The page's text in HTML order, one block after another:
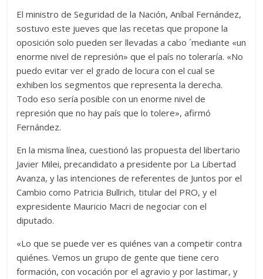
El ministro de Seguridad de la Nación, Aníbal Fernández,
sostuvo este jueves que las recetas que propone la
oposición solo pueden ser llevadas a cabo ´mediante «un
enorme nivel de represión» que el país no toleraría. «No
puedo evitar ver el grado de locura con el cual se
exhiben los segmentos que representa la derecha.
Todo eso sería posible con un enorme nivel de
represión que no hay país que lo tolere», afirmó
Fernández.
En la misma línea, cuestionó las propuesta del libertario
Javier Milei, precandidato a presidente por La Libertad
Avanza, y las intenciones de referentes de Juntos por el
Cambio como Patricia Bullrich, titular del PRO, y el
expresidente Mauricio Macri de negociar con el
diputado.
«Lo que se puede ver es quiénes van a competir contra
quiénes. Vemos un grupo de gente que tiene cero
formación, con vocación por el agravio y por lastimar, y